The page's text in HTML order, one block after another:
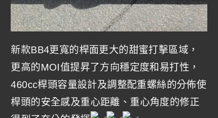
新款BB4更寬的桿面更大的甜蜜打擊區域，
更高的MOI值提昇了方向穩定度和易打性，
460cc桿頭容量設計及調整配重螺絲的分佈使
桿頭的安全感及重心距離、重心角度的修正